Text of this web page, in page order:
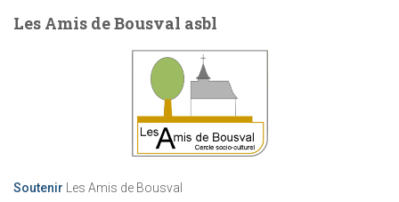
Les Amis de Bousval asbl
Soutenir Les Amis de Bousval